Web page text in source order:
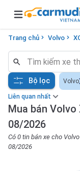
Open main menu
Trang chủ Volvo
Liên quan nhất
Mua bán Volvo
08/2026
Có 0 tin bán xe cho
08/2026
Bộ lọc Volvo